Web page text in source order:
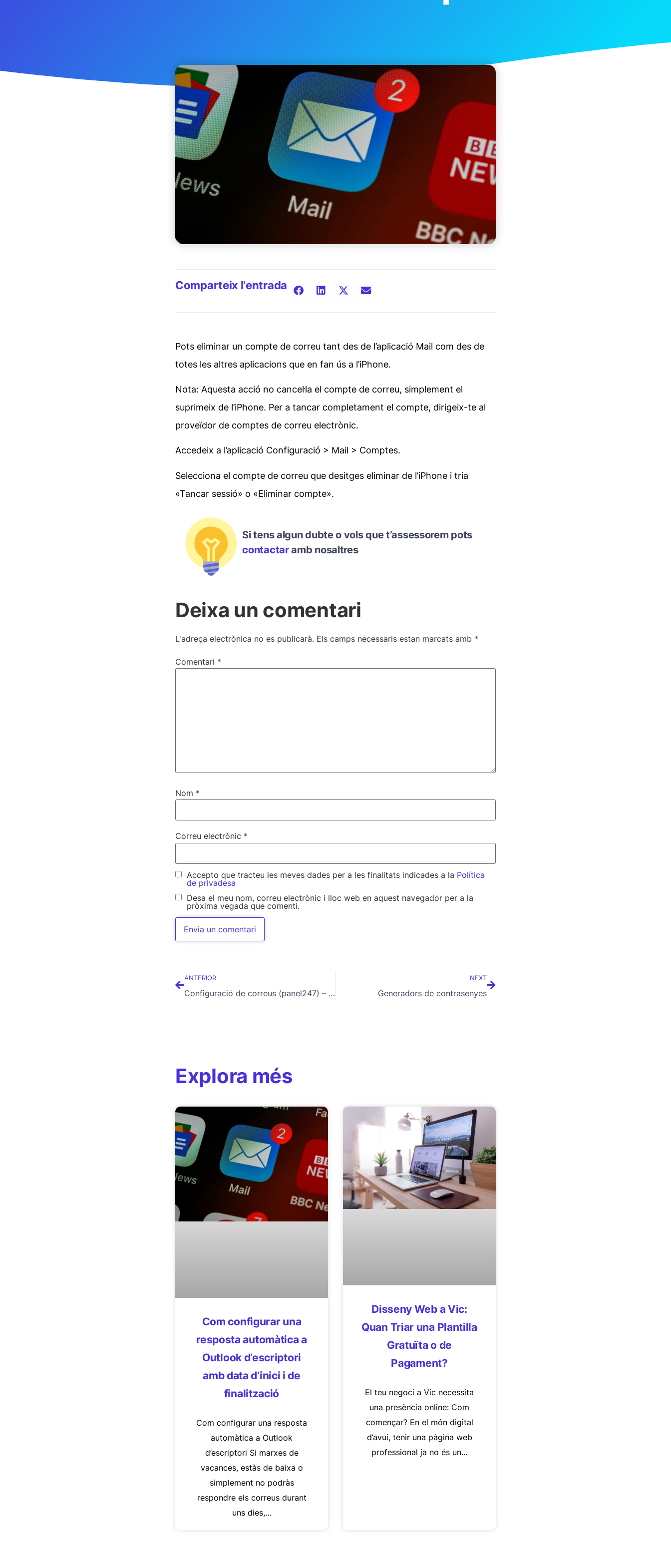
Comparteix l'entrada
Pots eliminar un compte de correu tant des de l’aplicació Mail com des de
totes les altres aplicacions que en fan ús a l’iPhone.
Nota: Aquesta acció no cancel·la el compte de correu, simplement el
suprimeix de l’iPhone. Per a tancar completament el compte, dirigeix-te al
proveïdor de comptes de correu electrònic.
Accedeix a l’aplicació Configuració > Mail > Comptes.
Selecciona el compte de correu que desitges eliminar de l’iPhone i tria
«Tancar sessió» o «Eliminar compte».
Si tens algun dubte o vols que t’assessorem pots
contactaramb nosaltres
Deixa un comentari
L'adreça electrònica no es publicarà. Els camps necessaris estan marcats amb *
Comentari *
Nom *
Correu electrònic *
Accepto que tracteu les meves dades per a les finalitats indicades a la Política
de privadesa
Desa el meu nom, correu electrònic i lloc web en aquest navegador per a la
pròxima vegada que comenti.
ANTERIOR
Configuració de correus (panel247) – Iphone
NEXT
Generadors de contrasenyes
Explora més
Com configurar una
resposta automàtica a
Outlook d’escriptori
amb data d’inici i de
finalització
Com configurar una resposta
automàtica a Outlook
d’escriptori Si marxes de
vacances, estàs de baixa o
simplement no podràs
respondre els correus durant
uns dies,…
Disseny Web a Vic:
Quan Triar una Plantilla
Gratuïta o de
Pagament?
El teu negoci a Vic necessita
una presència online: Com
començar? En el món digital
d’avui, tenir una pàgina web
professional ja no és un…